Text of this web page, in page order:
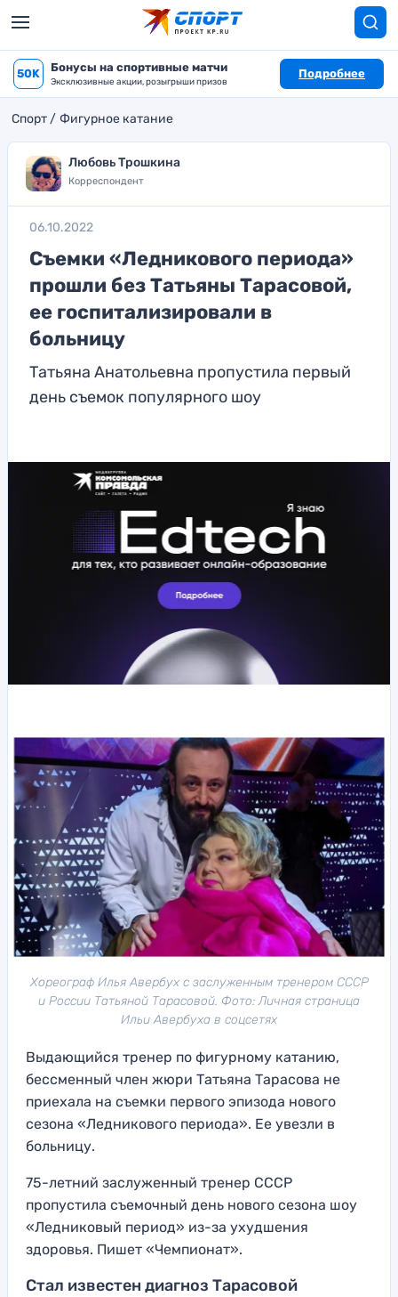
50K Бонусы на спортивные матчи
Эксклюзивные акции, розыгрыши призов
Подробнее
Спорт Фигурное катание
Любовь Трошкина
Корреспондент
06.10.2022
Съемки «Ледникового периода»
прошли без Татьяны Тарасовой,
ее госпитализировали в
больницу
Татьяна Анатольевна пропустила первый
день съемок популярного шоу
Хореограф Илья Авербух с заслуженным тренером СССР
и России Татьяной Тарасовой. Фото: Личная страница
Ильи Авербуха в соцсетях
Выдающийся тренер по фигурному катанию,
бессменный член жюри Татьяна Тарасова не
приехала на съемки первого эпизода нового
сезона «Ледникового периода». Ее увезли в
больницу.
75-летний заслуженный тренер СССР
пропустила съемочный день нового сезона шоу
«Ледниковый период» из-за ухудшения
здоровья. Пишет «Чемпионат».
Стал известен диагноз Тарасовой